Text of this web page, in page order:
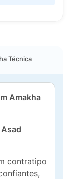
Técnica
Amakha
contratipo